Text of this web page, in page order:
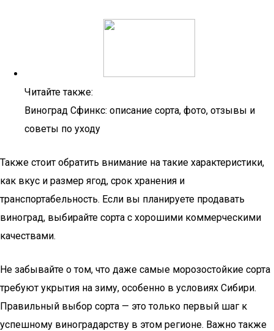
Читайте также:
Виноград Сфинкс: описание сорта, фото, отзывы и
советы по уходу
Также стоит обратить внимание на такие характеристики,
как вкус и размер ягод, срок хранения и
транспортабельность. Если вы планируете продавать
виноград, выбирайте сорта с хорошими коммерческими
качествами.
Не забывайте о том, что даже самые морозостойкие сорта
требуют укрытия на зиму, особенно в условиях Сибири.
Правильный выбор сорта — это только первый шаг к
успешному виноградарству в этом регионе. Важно также